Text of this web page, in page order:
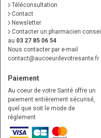
Téléconsultation
Contact
Newsletter
Contacter un pharmacien conseil
au 03 27 85 06 54
Nous contacter par e-mail
contact@aucoeurdevotresante.fr
Paiement
Au coeur de votre Santé offre un
paiement entièrement sécurisé,
quel que soit le mode de
règlement